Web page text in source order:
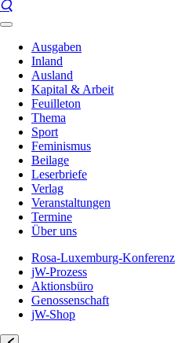
Ausgaben
Inland
Ausland
Kapital & Arbeit
Feuilleton
Thema
Sport
Feminismus
Beilage
Leserbriefe
Verlag
Veranstaltungen
Termine
Über uns
Rosa-Luxemburg-Konferenz
jW-Prozess
Aktionsbüro
Genossenschaft
jW-Shop